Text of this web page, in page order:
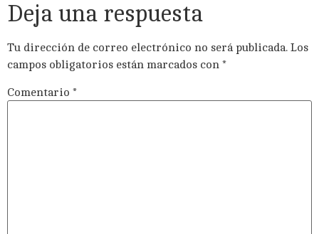
Deja una respuesta
Tu dirección de correo electrónico no será publicada. Los
campos obligatorios están marcados con *
Comentario *